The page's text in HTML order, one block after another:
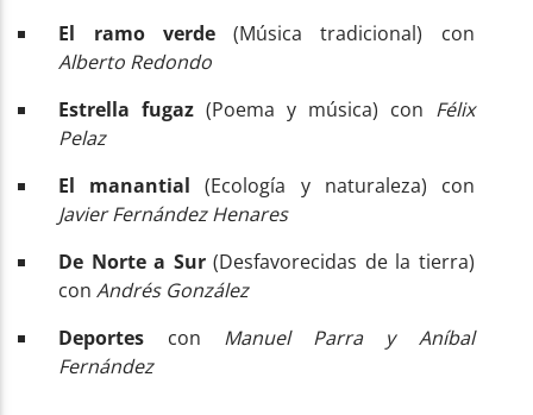
El ramo verde(Música tradicional) con
Alberto Redondo
Estrella fugaz (Poema y música) con Félix
Pelaz
El manantial (Ecología y naturaleza) con
Javier Fernández Henares
De Norte a Sur(Desfavorecidas de la tierra)
conAndrés González
Deportes con Manuel Parra y Aníbal
Fernández